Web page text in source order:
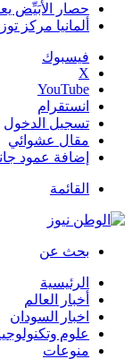
حصار الأُبَيِّض
ألمانيا مركز
فيسبوك
‫X
‫YouTube
انستقرام
تسجيل الدخول
مقال عشوائي
إضافة عمود
القائمة
بحث عن
الرئيسية
أخبار العالم
اخبار السودان
علوم
منوعات